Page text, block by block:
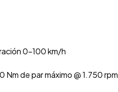
0-100 km/h
Nm de par máximo @ 1.750 rpm